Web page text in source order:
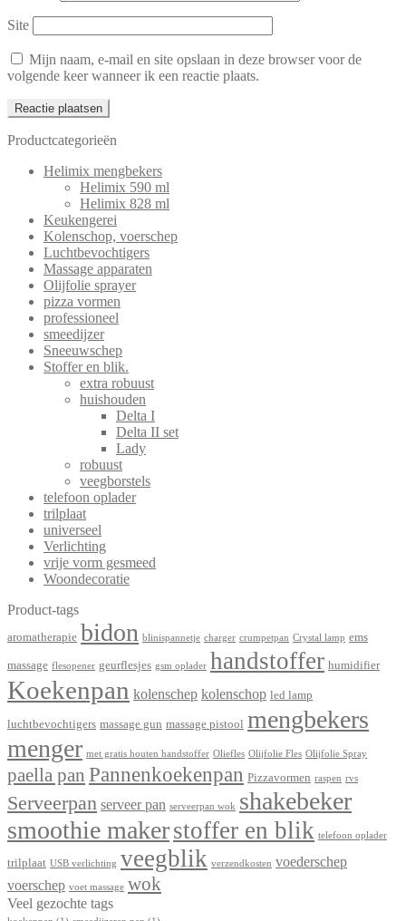
Site
Mijn naam, e-mail en site opslaan in deze browser voor de
volgende keer wanneer ik een reactie plaats.
Productcategorieën
Helimix mengbekers
Helimix 590 ml
Helimix 828 ml
Keukengerei
Kolenschop, voerschep
Luchtbevochtigers
Massage apparaten
Olijfolie sprayer
pizza vormen
professioneel
smeedijzer
Sneeuwschep
Stoffer en blik.
extra robuust
huishouden
Delta I
Delta II set
Lady
robuust
veegborstels
telefoon oplader
trilplaat
universeel
Verlichting
vrije vorm gesmeed
Woondecoratie
Product-tags
aromatherapie bidon blinispannetje charger crumpetpan Crystal lamp ems
massage flesopener geurflesjes gsm oplader handstoffer humidifier
Koekenpan kolenschep kolenschop led lamp
luchtbevochtigers massage gun massage pistool mengbekers
menger met gratis houten handstoffer Oliefles Olijfolie Fles Olijfolie Spray
paella pan Pannenkoekenpan Pizzavormen raspen rvs
Serveerpan serveer pan serveerpan wok shakebeker
smoothie makerstoffer en blik telefoon oplader
trilplaat USB verlichting veegblik verzendkosten voederschep
voerschep voet massage wok
Veel gezochte tags